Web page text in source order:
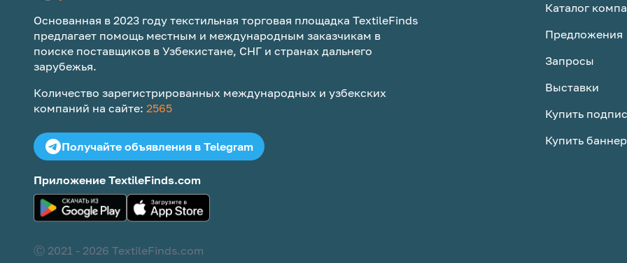
Основанная в 2023 году текстильная торговая площадка TextileFinds
предлагает помощь местным и международным заказчикам в
поиске поставщиков в Узбекистане, СНГ и странах дальнего
зарубежья.
Количество зарегистрированных международных и узбекских
компаний на сайте: 2565
Получайте объявления в Telegram
Приложение TextileFinds.com
Ⓒ 2021 - 2026 TextileFinds.com
Каталог
Предложения
Запросы
Выставки
Купить
Купить баннер